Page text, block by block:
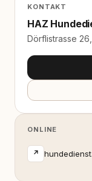
KONTAKT
HAZ
Dörflistrasse
ONLINE
↗